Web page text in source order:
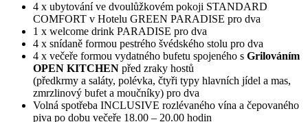
4 x ubytování ve dvoulůžkovém pokoji STANDARD
COMFORT v Hotelu GREEN PARADISE pro dva
1 x welcome drink PARADISE pro dva
4 x snídaně formou pestrého švédského stolu pro dva
4 x večeře formou vydatného bufetu spojeného s Grilováním
OPEN KITCHEN před zraky hostů
(předkrmy a saláty, polévka, čtyři typy hlavních jídel a mas,
zmrzlinový bufet a moučníky) pro dva
Volná spotřeba INCLUSIVE rozlévaného vína a čepovaného
piva po dobu večeře 18.00 – 20.00 hodin